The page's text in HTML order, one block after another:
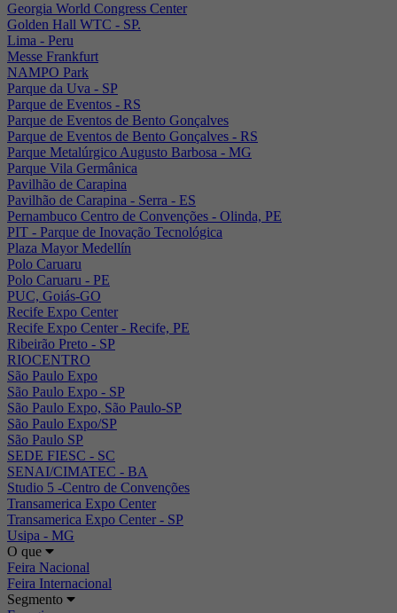
Georgia World Congress Center
Golden Hall WTC - SP.
Lima - Peru
Messe Frankfurt
NAMPO Park
Parque da Uva - SP
Parque de Eventos - RS
Parque de Eventos de Bento Gonçalves
Parque de Eventos de Bento Gonçalves - RS
Parque Metalúrgico Augusto Barbosa - MG
Parque Vila Germânica
Pavilhão de Carapina
Pavilhão de Carapina - Serra - ES
Pernambuco Centro de Convenções - Olinda, PE
PIT - Parque de Inovação Tecnológica
Plaza Mayor Medellín
Polo Caruaru
Polo Caruaru - PE
PUC, Goiás-GO
Recife Expo Center
Recife Expo Center - Recife, PE
Ribeirão Preto - SP
RIOCENTRO
São Paulo Expo
São Paulo Expo - SP
São Paulo Expo, São Paulo-SP
São Paulo Expo/SP
São Paulo SP
SEDE FIESC - SC
SENAI/CIMATEC - BA
Studio 5 -Centro de Convenções
Transamerica Expo Center
Transamerica Expo Center - SP
Usipa - MG
O que
Feira Nacional
Feira Internacional
Segmento